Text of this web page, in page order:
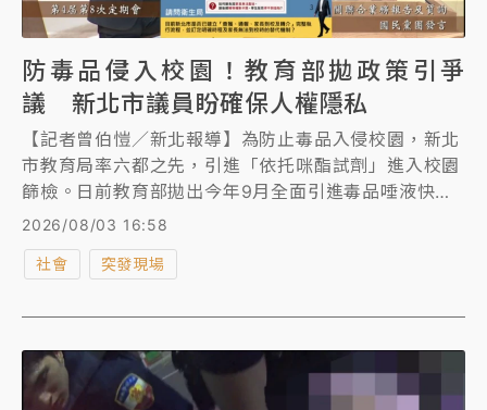
防毒品侵入校園！教育部拋政策引爭
議 新北市議員盼確保人權隱私
【記者曾伯愷／新北報導】為防止毒品入侵校園，新北
市教育局率六都之先，引進「依托咪酯試劑」進入校園
篩檢。日前教育部拋出今年9月全面引進毒品唾液快篩
與退休軍警組成的「第五保全」進駐校園，引發社會批
評欠缺法源依據及執行標準。新北市議員陳偉杰今天市
政質詢，要求教育局與衛生局，必須嚴守學生人權與隱
鍋給各級學校。教育局長張明文回應，尚未得到中央相
關方案說明，會持續關注，提前準備對應措施。
2026/08/03 16:58
社會 突發現場